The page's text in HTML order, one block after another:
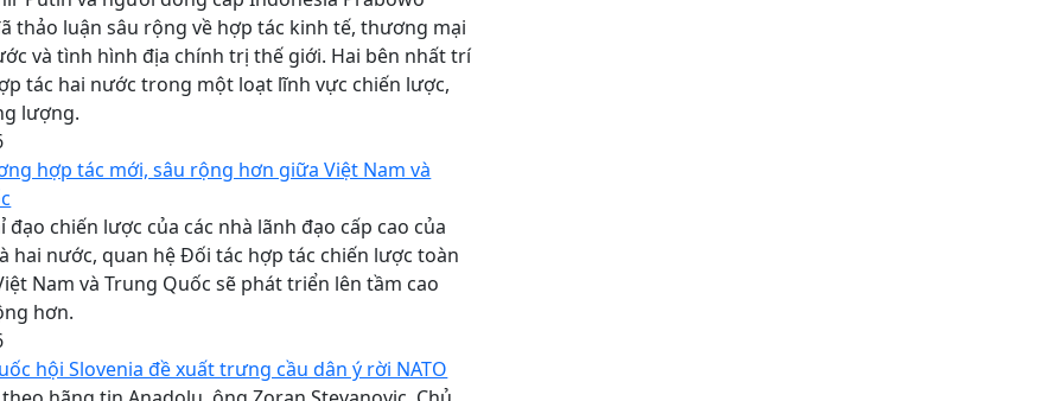
thảo luận sâu rộng về hợp tác kinh tế, thương mại
và tình hình địa chính trị thế giới. Hai bên nhất trí
tác hai nước trong một loạt lĩnh vực chiến lược,
lượng.
hợp tác mới, sâu rộng hơn giữa Việt Nam và
đạo chiến lược của các nhà lãnh đạo cấp cao của
hai nước, quan hệ Đối tác hợp tác chiến lược toàn
Nam và Trung Quốc sẽ phát triển lên tầm cao
hơn.
hội Slovenia đề xuất trưng cầu dân ý rời NATO